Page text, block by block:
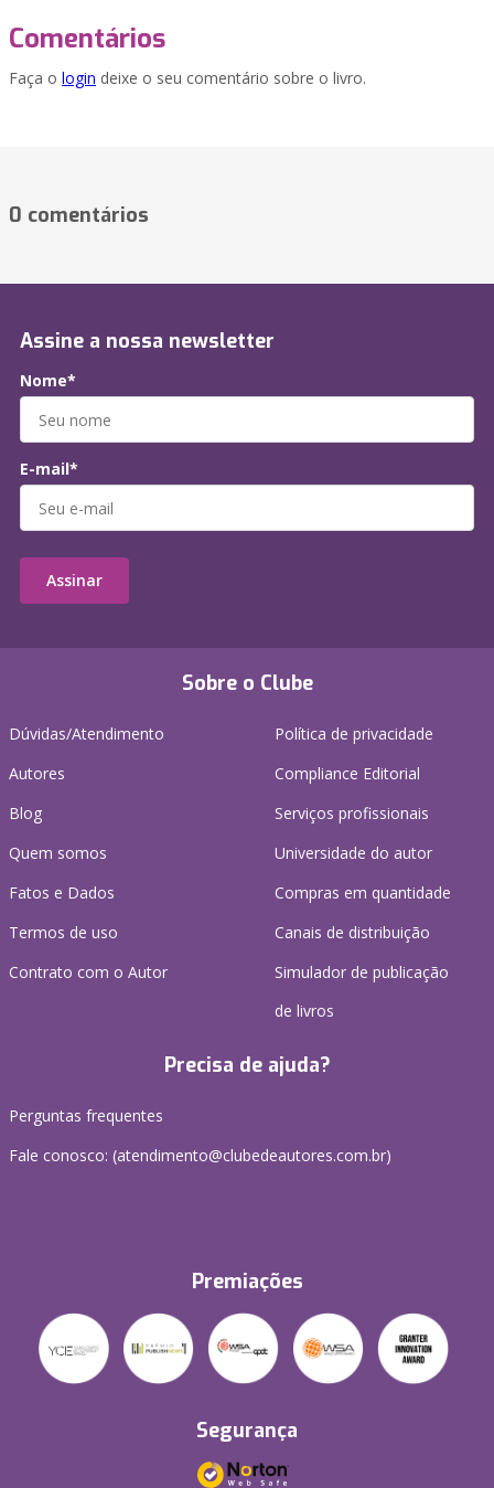
Comentários
Faça o login deixe o seu comentário sobre o livro.
0 comentários
Sobre o Clube
Dúvidas/Atendimento
Autores
Blog
Quem somos
Fatos e Dados
Termos de uso
Contrato com o Autor
Política de privacidade
Compliance Editorial
Serviços profissionais
Universidade do autor
Compras em quantidade
Canais de distribuição
Simulador de publicação
de livros
Precisa de ajuda?
Perguntas frequentes
Fale conosco: (atendimento@clubedeautores.com.br)
Premiações
Segurança
Assine a nossa newsletter
Nome*
E-mail*
Assinar